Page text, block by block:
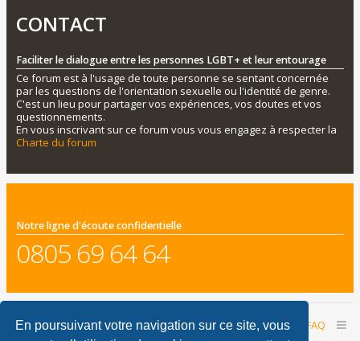
En poursuivant votre navigation sur ce site, vous
CONTACT
Faciliter le dialogue entre les personnes LGBT+ et leur entourage
Ce forum est à l'usage de toute personne se sentant concernée
par les questions de l'orientation sexuelle ou l'identité de genre.
C'est un lieu pour partager vos expériences, vos doutes et vos
questionnements.
En vous inscrivant sur ce forum vous vous engagez à respecter la
Charte du forum
Notre ligne d'écoute confidentielle
0805 69 64 64
Accueil du forum FAQ
Nous contacter